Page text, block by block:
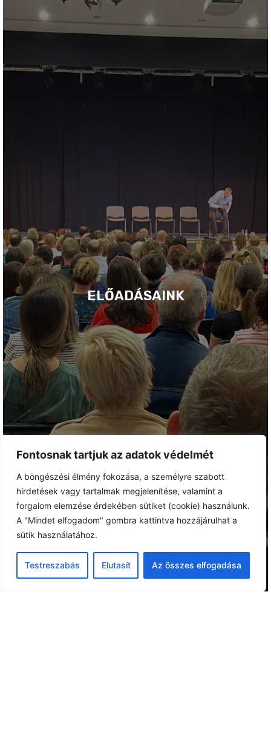
Fontosnak tartjuk az adatok védelmét
A böngészési élmény fokozása, a személyre szabott
hirdetések vagy tartalmak megjelenítése, valamint a
forgalom elemzése érdekében sütiket (cookie) használunk.
A "Mindet elfogadom" gombra kattintva hozzájárulhat a
sütik használatához.
Testreszabás Elutasít Az összes elfogadása
ELŐADÁSAINK